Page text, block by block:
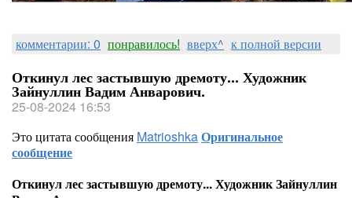
комментарии: 0 понравилось! вверх^ к полной версии
Откинул лес застывшую дремоту... Художник
Зайнуллин Вадим Анварович.
25-08-2024 16:53
Это цитата сообщения MatrioshkaОригинальное
сообщение
Откинул лес застывшую дремоту... Художник Зайнуллин